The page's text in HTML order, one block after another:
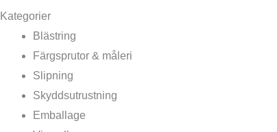
Kategorier
Blästring
Färgsprutor & måleri
Slipning
Skyddsutrustning
Emballage